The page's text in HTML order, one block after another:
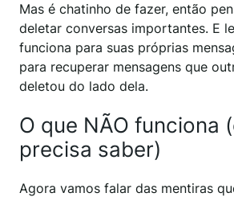
Mas é chatinho de fazer, então
deletar conversas importantes. E
funciona para suas próprias
para recuperar mensagens que
deletou do lado dela.
O que NÃO funciona
precisa saber)
Agora vamos falar das mentiras